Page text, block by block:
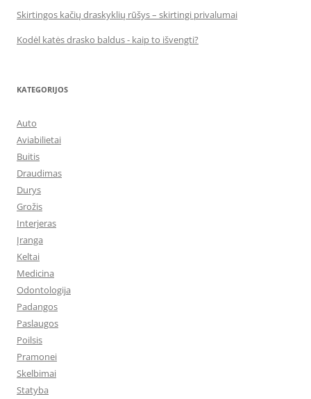
Skirtingos kačių draskyklių rūšys – skirtingi privalumai
Kodėl katės drasko baldus - kaip to išvengti?
KATEGORIJOS
Auto
Aviabilietai
Buitis
Draudimas
Durys
Grožis
Interjeras
Įranga
Keltai
Medicina
Odontologija
Padangos
Paslaugos
Poilsis
Pramonei
Skelbimai
Statyba